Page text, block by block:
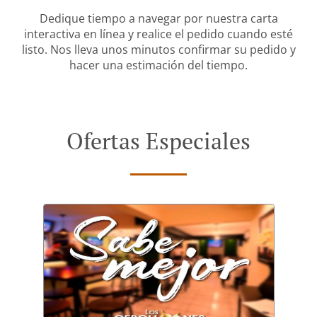
Dedique tiempo a navegar por nuestra carta
interactiva en línea y realice el pedido cuando esté
listo. Nos lleva unos minutos confirmar su pedido y
hacer una estimación del tiempo.
Ofertas Especiales